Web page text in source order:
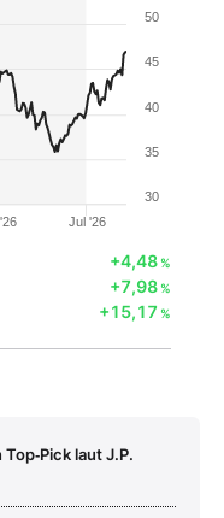
Jul '26
30
35
40
45
50
+4,48%
+7,98%
+15,17 %
laut J.P.